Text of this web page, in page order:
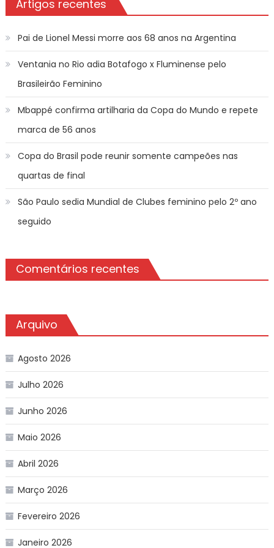
Artigos recentes
Pai de Lionel Messi morre aos 68 anos na Argentina
Ventania no Rio adia Botafogo x Fluminense pelo
Brasileirão Feminino
Mbappé confirma artilharia da Copa do Mundo e repete
marca de 56 anos
Copa do Brasil pode reunir somente campeões nas
quartas de final
São Paulo sedia Mundial de Clubes feminino pelo 2º ano
seguido
Comentários recentes
Arquivo
Agosto 2026
Julho 2026
Junho 2026
Maio 2026
Abril 2026
Março 2026
Fevereiro 2026
Janeiro 2026